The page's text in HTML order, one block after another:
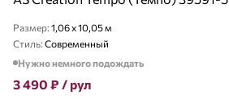
Размер: 1,06 x 10,05 м
Стиль: Современный
Нужно немного подождать
3 490 ₽ / рул